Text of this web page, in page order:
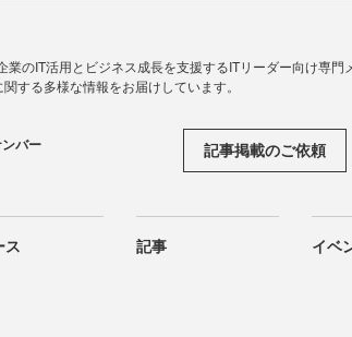
のIT活用とビジネス成長を支援するITリーダー向け専門
する多様な情報をお届けしています。
バー 記事掲載のご依頼
ス 記事 イベ